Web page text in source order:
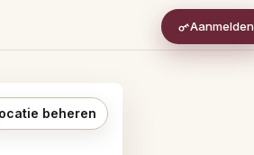
Aanmelden
beheren